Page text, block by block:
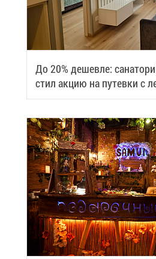
До 20% де­шев­ле:
стил ак­цию на пу­тев­ки с